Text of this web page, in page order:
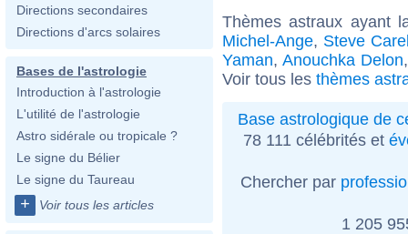
Directions secondaires
Directions d'arcs solaires
Bases de l'astrologie
Introduction à l'astrologie
L'utilité de l'astrologie
Astro sidérale ou tropicale ?
Le signe du Bélier
Le signe du Taureau
+ Voir tous les articles
Thèmes astraux ayant
Michel-Ange, Steve
Yaman, Anouchka Delon
Voir tous les thèmes
Base astrologique de
78 111 célébrités et
Chercher par
1 205